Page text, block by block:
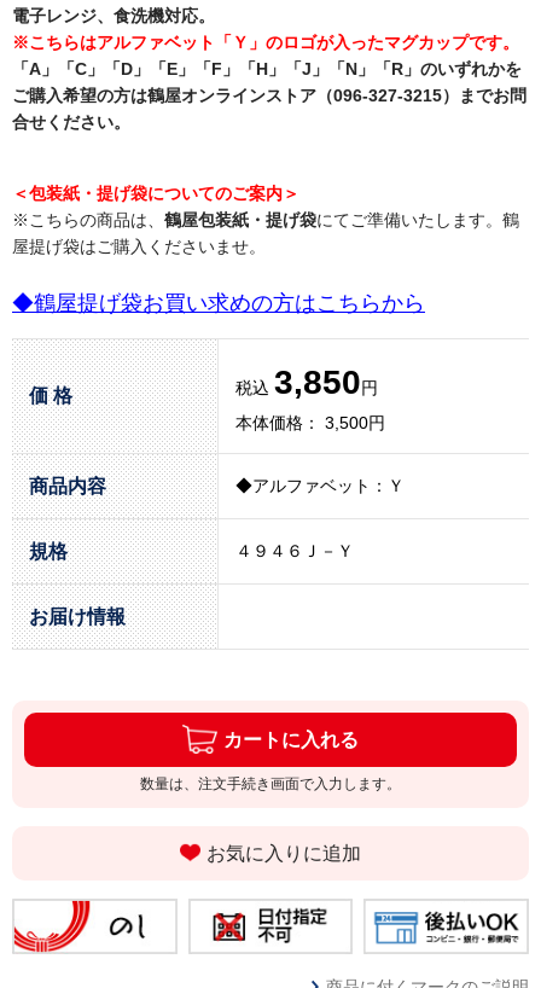
電子レンジ、食洗機対応。
※こちらはアルファベット
「Ｙ」 のロゴが入ったマグカップです。
「A」「C」「D」「E」「F」「H」「J」「N」「R」のいずれかを
ご購入希望の方は鶴屋オンラインストア（096-327-3215）までお問
合せください。
＜包装紙・提げ袋についてのご案内＞
※こちらの商品は、 鶴屋包装紙・提げ袋にてご準備いたします。鶴
屋提げ袋はご購入くださいませ。
◆鶴屋提げ袋お買い求めの方はこちらから
価 格 税込 3,850円
本体価格： 3,500円
商品内容 ◆アルファベット：Ｙ
規格 ４９４６Ｊ－Ｙ
お届け情報
カートに入れる
数量は、注文手続き画面で入力します。
お気に入りに追加